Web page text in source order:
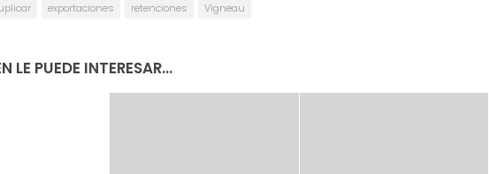
exportaciones retenciones Vigneau
LE PUEDE INTERESAR...